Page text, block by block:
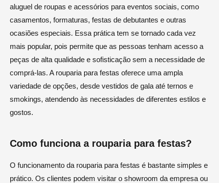
aluguel de roupas e acessórios para eventos sociais, como
casamentos, formaturas, festas de debutantes e outras
ocasiões especiais. Essa prática tem se tornado cada vez
mais popular, pois permite que as pessoas tenham acesso a
peças de alta qualidade e sofisticação sem a necessidade de
comprá-las. A rouparia para festas oferece uma ampla
variedade de opções, desde vestidos de gala até ternos e
smokings, atendendo às necessidades de diferentes estilos e
gostos.
Como funciona a rouparia para festas?
O funcionamento da rouparia para festas é bastante simples e
prático. Os clientes podem visitar o showroom da empresa ou